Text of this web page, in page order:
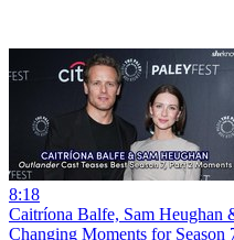
8:18
Caitríona Balfe, Sam Heughan
Changing Moments for Season